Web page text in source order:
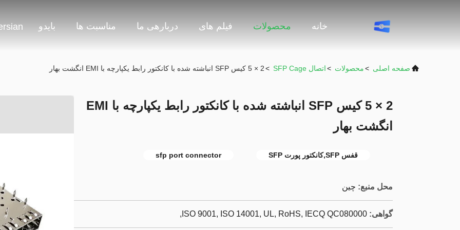
خانه محصولات فیلم های دربارهی ما مناسبت ها بایدو
صفحه اصلی >محصولات >اتصال SFP Cage >2 × 5 کیس SFP انباشته شده با کانکتور رابط یکپارچه با EMI انگشت بهار
2 × 5 کیس SFP انباشته شده با کانکتور رابط یکپارچه با EMI
انگشت بهار
قفس SFP,کانکتور پورت SFP sfp port connector
محل منبع: چین
گواهی: ISO 9001, ISO 14001, UL, RoHS, IECQ QC080000,